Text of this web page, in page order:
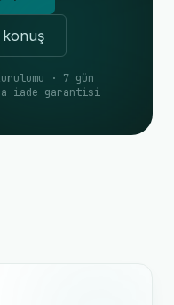
· 7 gün
iade garantisi